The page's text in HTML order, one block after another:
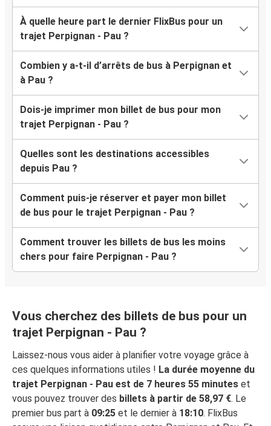
À quelle heure part le dernier FlixBus pour un
trajet Perpignan - Pau ?
Combien y a-t-il d’arrêts de bus à Perpignan et
à Pau ?
Dois-je imprimer mon billet de bus pour mon
trajet Perpignan - Pau ?
Quelles sont les destinations accessibles
depuis Pau ?
Comment puis-je réserver et payer mon billet
de bus pour le trajet Perpignan - Pau ?
Comment trouver les billets de bus les moins
chers pour faire Perpignan - Pau ?
Vous cherchez des billets de bus pour un
trajet Perpignan - Pau ?
Laissez-nous vous aider à planifier votre voyage grâce à
ces quelques informations utiles ! La durée moyenne du
trajet Perpignan - Pau est de 7 heures 55 minutes et
vous pouvez trouver des billets à partir de 58,97 €. Le
premier bus part à 09:25 et le dernier à 18:10. FlixBus